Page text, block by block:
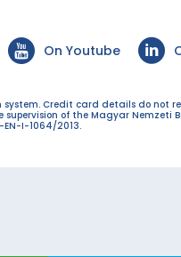
On Youtube
Credit card details do not
supervision of the Magyar Nemzeti
I-1064/2013.